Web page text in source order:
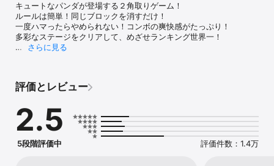
キュートなパンダが登場する２角取りゲーム！
ルールは簡単！同じブロックを消すだけ！
一度ハマったらやめられない！コンボの爽快感がたっぷり！
多彩なステージをクリアして、めざせランキング世界一！
冒険へキミも出発しよう！
■簡単ルール！ハマる爽快感
同じブロックを時間内に消していこう！
配置によっては、同じブロックでも消せないものがあるんだ！
キミはどれだけ早く、消せるブロックを見つけられるかな・・・
さらに見る
評価とレビュー
2.5
5段階評価中 評価件数：1.4万